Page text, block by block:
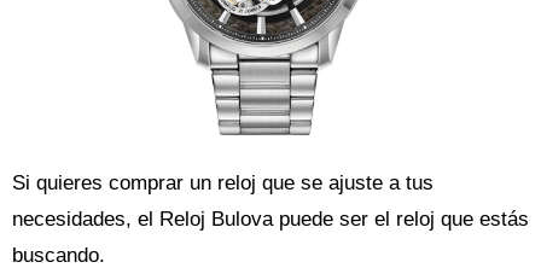
Si quieres comprar un reloj que se ajuste a tus
necesidades, el Reloj Bulova puede ser el reloj que estás
buscando.